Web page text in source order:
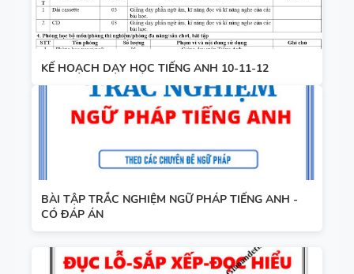
KẾ HOẠCH DẠY HỌC TIẾNG ANH 10-11-12
BÀI TẬP TRẮC NGHIỆM NGỮ PHÁP TIẾNG ANH -
CÓ ĐÁP ÁN